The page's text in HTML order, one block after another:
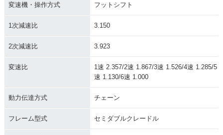
変速機・操作方式 フットシフト
1次減速比 3.150
2次減速比 3.923
変速比
1速 2.357/2速 1.867/3速 1.526/4速 1.285/5
速 1.130/6速 1.000
動力伝達方式 チェーン
フレーム型式 セミダブルクレードル